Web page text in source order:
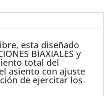
esta diseñado
BIAXIALES y
total del
asiento con ajuste
de ejercitar los